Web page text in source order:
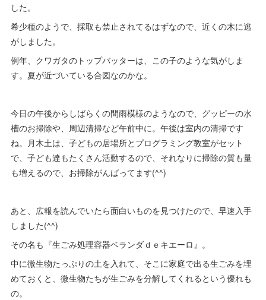
した。
希少種のようで、採取も禁止されてるはずなので、近くの木に逃
がしました。
例年、クワガタのトップバッターは、この子のような気がしま
す。夏が近づいている合図なのかな。
今日の午後からしばらくの間雨模様のようなので、グッピーの水
槽のお掃除や、周辺清掃など午前中に。午後は室内の清掃です
ね。月木土は、子どもの居場所とプログラミング教室がセット
で、子ども達もたくさん活動するので、それなりに掃除の質も量
も増えるので、お掃除がんばってます(^^)
あと、広報を読んでいたら面白いものを見つけたので、早速入手
しました(^^)
その名も『生ごみ処理容器ベランダｄｅキエーロ』。
中に微生物たっぷりの土を入れて、そこに家庭で出る生ごみを埋
めておくと、微生物たちが生ごみを分解してくれるという優れも
の。